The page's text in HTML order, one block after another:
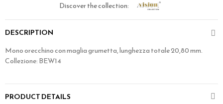
Discover the collection:
DESCRIPTION
Mono orecchino con maglia grumetta, lunghezza totale 20,80 mm.
Collezione: BEW14
PRODUCT DETAILS